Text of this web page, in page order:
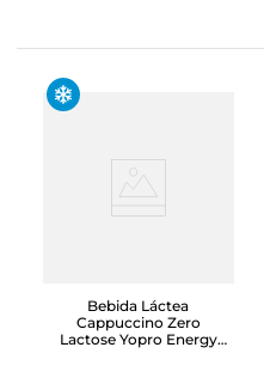
Bebida Láctea
Cappuccino Zero
Lactose Yopro Energy